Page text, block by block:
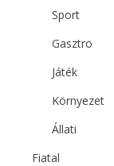
Sport
Gasztro
Játék
Környezet
Állati
Fiatal